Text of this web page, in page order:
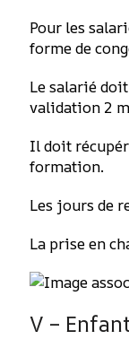
Pour les
forme de
Le salarié
validation 2
Il doit
formation.
Les jours de
La prise en
V –